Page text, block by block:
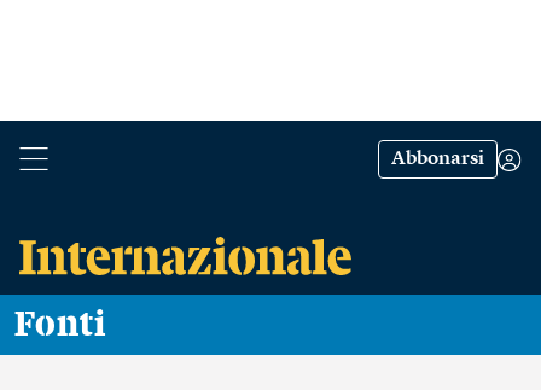
Abbonarsi
Fonti